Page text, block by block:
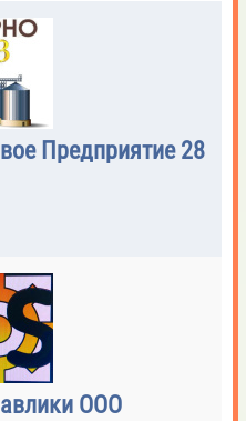
Предприятие 28
ООО